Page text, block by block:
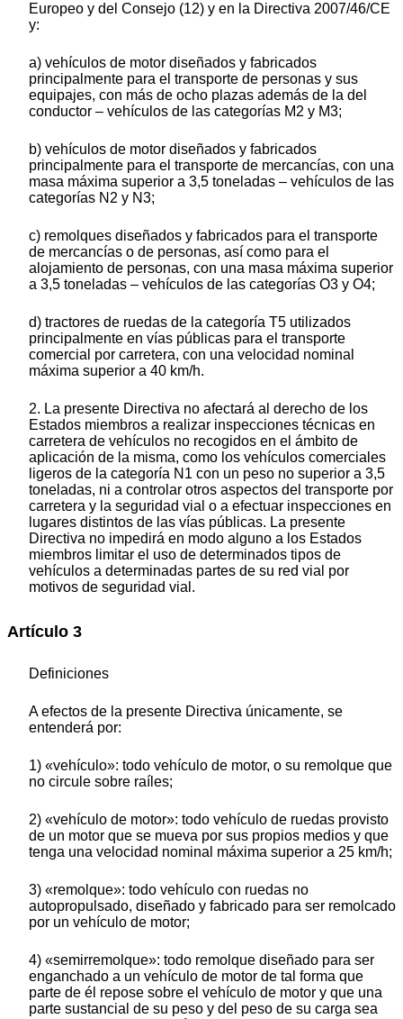
Europeo y del Consejo (12) y en la Directiva 2007/46/CE
y:
a) vehículos de motor diseñados y fabricados
principalmente para el transporte de personas y sus
equipajes, con más de ocho plazas además de la del
conductor – vehículos de las categorías M2 y M3;
b) vehículos de motor diseñados y fabricados
principalmente para el transporte de mercancías, con una
masa máxima superior a 3,5 toneladas – vehículos de las
categorías N2 y N3;
c) remolques diseñados y fabricados para el transporte
de mercancías o de personas, así como para el
alojamiento de personas, con una masa máxima superior
a 3,5 toneladas – vehículos de las categorías O3 y O4;
d) tractores de ruedas de la categoría T5 utilizados
principalmente en vías públicas para el transporte
comercial por carretera, con una velocidad nominal
máxima superior a 40 km/h.
2. La presente Directiva no afectará al derecho de los
Estados miembros a realizar inspecciones técnicas en
carretera de vehículos no recogidos en el ámbito de
aplicación de la misma, como los vehículos comerciales
ligeros de la categoría N1 con un peso no superior a 3,5
toneladas, ni a controlar otros aspectos del transporte por
carretera y la seguridad vial o a efectuar inspecciones en
lugares distintos de las vías públicas. La presente
Directiva no impedirá en modo alguno a los Estados
miembros limitar el uso de determinados tipos de
vehículos a determinadas partes de su red vial por
motivos de seguridad vial.
Artículo 3
Definiciones
A efectos de la presente Directiva únicamente, se
entenderá por:
1) «vehículo»: todo vehículo de motor, o su remolque que
no circule sobre raíles;
2) «vehículo de motor»: todo vehículo de ruedas provisto
de un motor que se mueva por sus propios medios y que
tenga una velocidad nominal máxima superior a 25 km/h;
3) «remolque»: todo vehículo con ruedas no
autopropulsado, diseñado y fabricado para ser remolcado
por un vehículo de motor;
4) «semirremolque»: todo remolque diseñado para ser
enganchado a un vehículo de motor de tal forma que
parte de él repose sobre el vehículo de motor y que una
parte sustancial de su peso y del peso de su carga sea